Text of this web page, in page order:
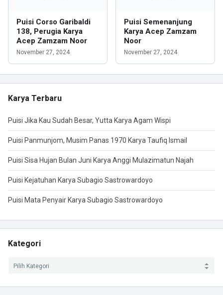
Puisi Corso Garibaldi
138, Perugia Karya
Acep Zamzam Noor
November 27, 2024
Puisi Semenanjung
Karya Acep Zamzam
Noor
November 27, 2024
Karya Terbaru
Puisi Jika Kau Sudah Besar, Yutta Karya Agam Wispi
Puisi Panmunjom, Musim Panas 1970 Karya Taufiq Ismail
Puisi Sisa Hujan Bulan Juni Karya Anggi Mulazimatun Najah
Puisi Kejatuhan Karya Subagio Sastrowardoyo
Puisi Mata Penyair Karya Subagio Sastrowardoyo
Kategori